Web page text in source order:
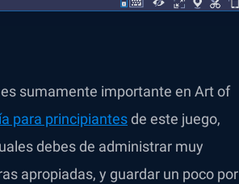
sumamente importante en Art of
para principiantesde este juego,
debes de administrar muy
apropiadas, y guardar un poco por